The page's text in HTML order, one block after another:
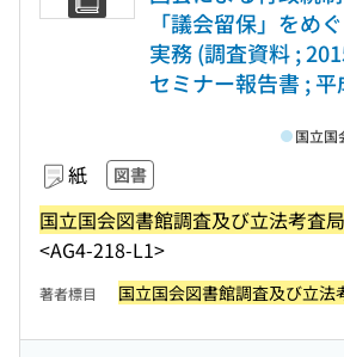
「議会留保」をめ
実務 (調査資料 ;
セミナー報告書 ;
紙 図書
国立国会図書館調査及び立法考査局
<AG4-218-L1>
国立国
著者標目 国立国会図書館調査及び立法